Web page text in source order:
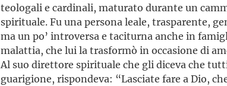
teologali e cardinali, maturato durante un
spirituale. Fu una persona leale, trasparente,
ma un po’ introversa e taciturna anche in
malattia, che lui la trasformò in occasione di
Al suo direttore spirituale che gli diceva che
guarigione, rispondeva: “Lasciate fare a Dio,